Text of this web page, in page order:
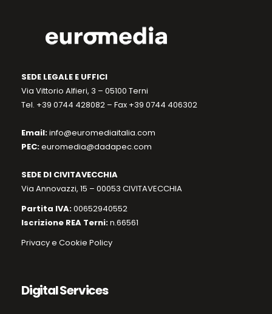
SEDE LEGALE E UFFICI
Via Vittorio Alfieri, 3 – 05100 Terni
Tel. +39 0744 428082 – Fax +39 0744 406302
Email:info@euromediaitalia.com
PEC:euromedia@dadapec.com
SEDE DI CIVITAVECCHIA
Via Annovazzi, 15 – 00053 CIVITAVECCHIA
Partita IVA:00652940552
Iscrizione REA Terni:n.66561
Privacy e Cookie Policy
Digital Services